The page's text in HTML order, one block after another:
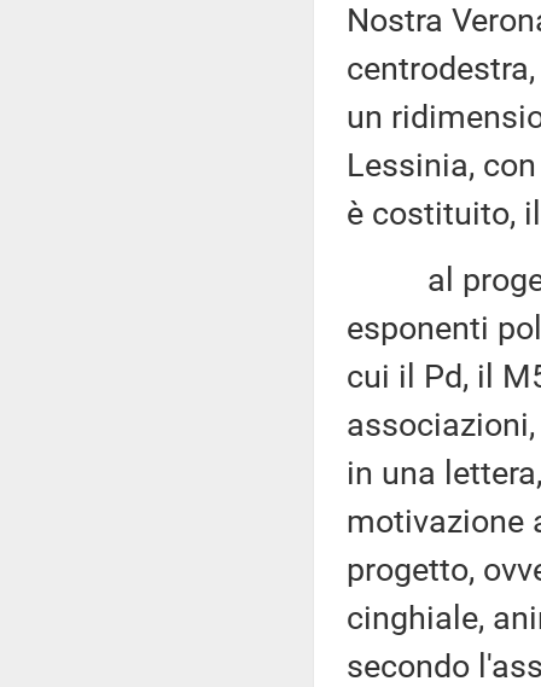
Nostra
un
Lessinia,
è costituito,
al
esponenti
cui il Pd, il
in una
motivazione
progetto,
cinghiale,
secondo